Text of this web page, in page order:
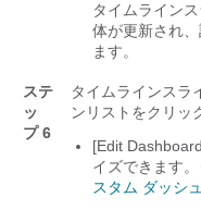
タイムライン
体が更新され
ます。
ステ
ッ
プ 6
タイムラインスラ
ンリストをクリッ
[Edit
イズできます。
スタム ダッシ